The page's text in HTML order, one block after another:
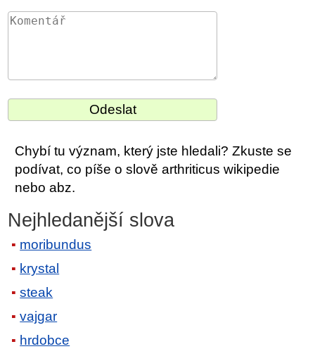
Chybí tu význam, který jste hledali? Zkuste se
podívat, co píše o slově arthriticus wikipedie
nebo abz.
Nejhledanější slova
moribundus
krystal
steak
vajgar
hrdobce